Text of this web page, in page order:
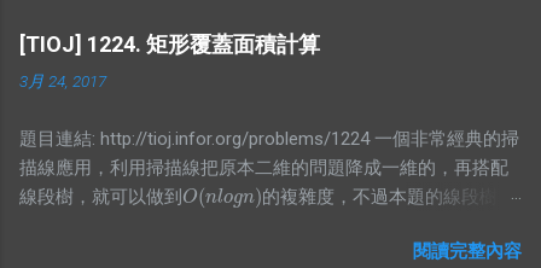
[TIOJ] 1224. 矩形覆蓋面積計算
3月 24, 2017
題目連結: http://tioj.infor.org/problems/1224 一個非常經典的掃
描線應用，利用掃描線把原本二維的問題降成一維的，再搭配
線段樹，就可以做到 O(nlogn)
O(nlogn)
的複雜度，不過本題的線段樹要
不然我原本是寫讓他存區間和，可是這樣就會再詢問有幾個非
閱讀完整內容